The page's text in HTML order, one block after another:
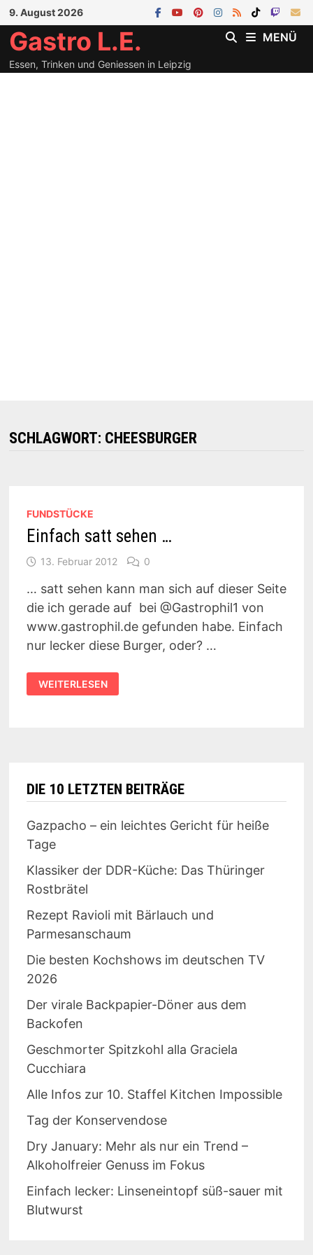
Zum
Inhalt
springen
9. August 2026
Gastro L.E.
Essen, Trinken und Geniessen in Leipzig
MENÜ
SCHLAGWORT: CHEESBURGER
FUNDSTÜCKE
Einfach satt sehen …
13. Februar 2012 0
… satt sehen kann man sich auf dieser Seite
die ich gerade auf bei @Gastrophil1 von
www.gastrophil.de gefunden habe. Einfach
nur lecker diese Burger, oder? …
EINFACH
SATT
SEHEN
WEITERLESEN
DIE 10 LETZTEN BEITRÄGE
Gazpacho – ein leichtes Gericht für heiße
Tage
Klassiker der DDR-Küche: Das Thüringer
Rostbrätel
Rezept Ravioli mit Bärlauch und
Parmesanschaum
Die besten Kochshows im deutschen TV
2026
Der virale Backpapier-Döner aus dem
Backofen
Geschmorter Spitzkohl alla Graciela
Cucchiara
Alle Infos zur 10. Staffel Kitchen Impossible
Tag der Konservendose
Dry January: Mehr als nur ein Trend –
Alkoholfreier Genuss im Fokus
Einfach lecker: Linseneintopf süß-sauer mit
Blutwurst